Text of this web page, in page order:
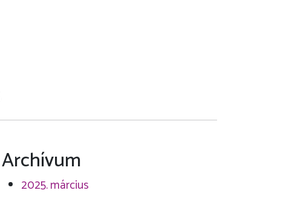
Archívum
2025. március